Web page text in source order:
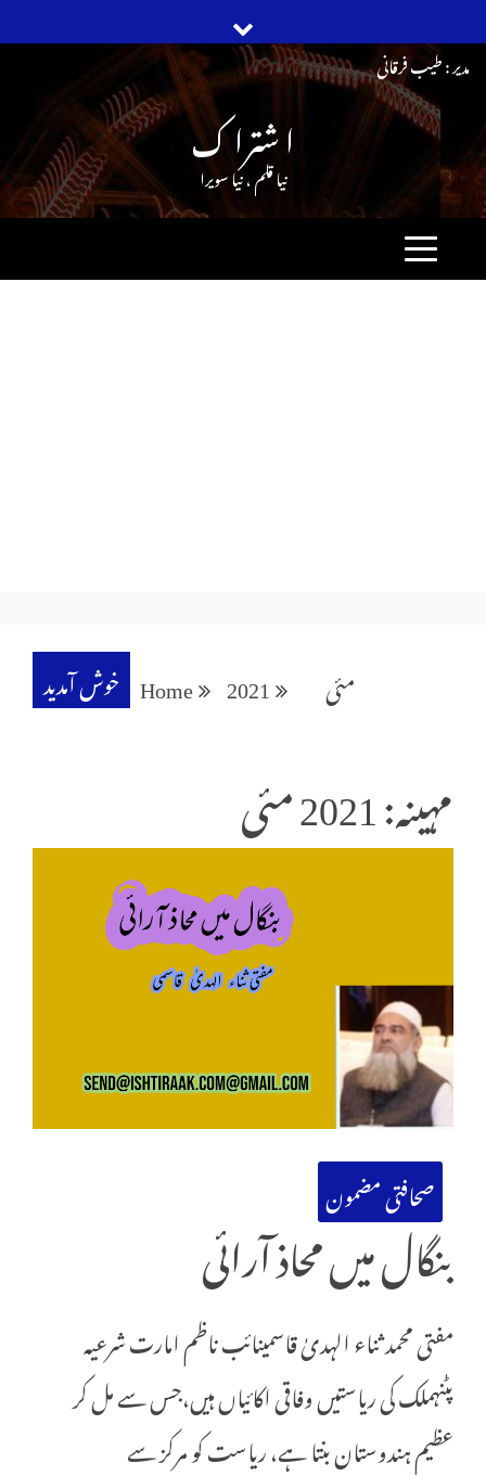
content
مدیر : طیب فرقانی
ا شترا ک
نیا قلم ، نیا سویرا
خوش آمدید Home 2021 مئی
مہینہ: 2021 مئی
صحافتی مضمون
بنگال میں محاذ آرائی
مفتی محمد ثناء الہدیٰ قاسمینائب ناظم امارت شرعیہ
پٹنہملک کی ریاستیں وفاقی اکائیاں ہیں،جس سے مل کر
عظیم ہندوستان بنتا ہے، ریاست کو مرکز سے